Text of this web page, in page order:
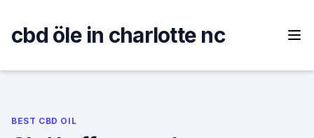
content
cbd öle in charlotte nc
BEST CBD OIL